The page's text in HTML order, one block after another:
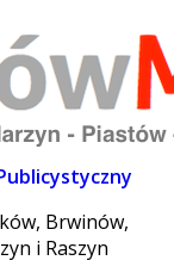
Brwinów,
i Raszyn